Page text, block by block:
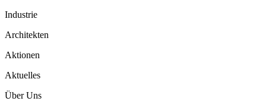
Industrie
Architekten
Aktionen
Aktuelles
Über Uns